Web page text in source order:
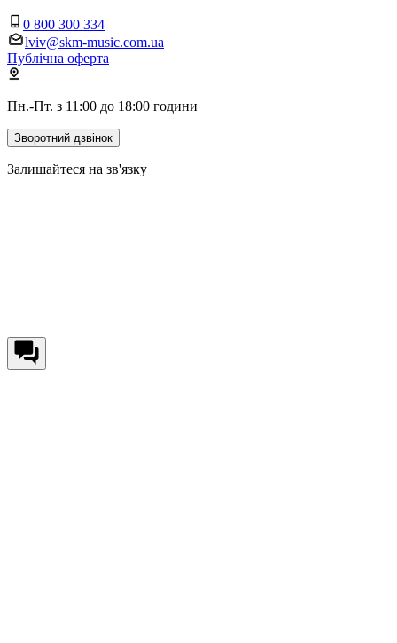
0 800 300 334
lviv@skm-music.com.ua
Публічна оферта
Пн.-Пт. з 11:00 до 18:00 години
Зворотний дзвінок
Залишайтеся на зв'язку